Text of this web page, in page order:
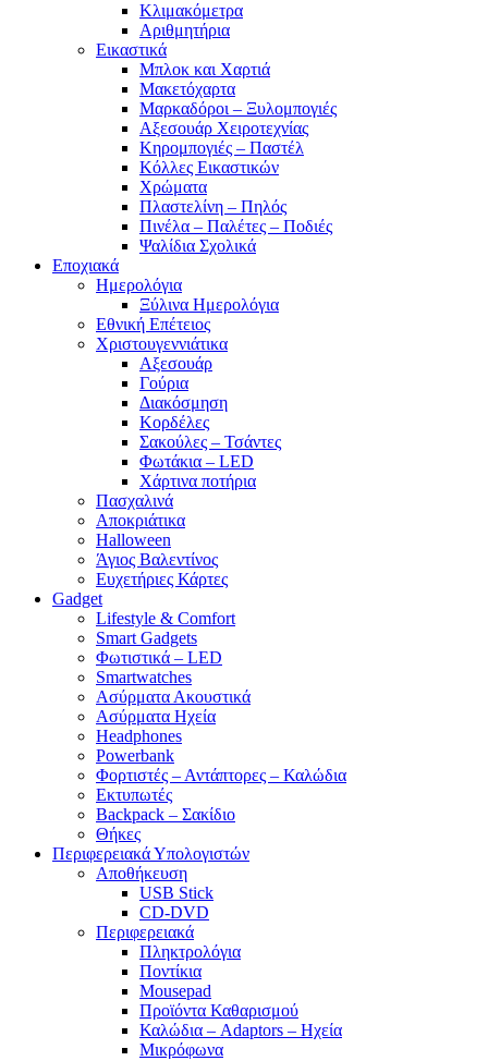
Κλιμακόμετρα
Αριθμητήρια
Εικαστικά
Μπλοκ και Χαρτιά
Μακετόχαρτα
Μαρκαδόροι – Ξυλομπογιές
Αξεσουάρ Χειροτεχνίας
Κηρομπογιές – Παστέλ
Κόλλες Εικαστικών
Χρώματα
Πλαστελίνη – Πηλός
Πινέλα – Παλέτες – Ποδιές
Ψαλίδια Σχολικά
Εποχιακά
Ημερολόγια
Ξύλινα Ημερολόγια
Εθνική Επέτειος
Χριστουγεννιάτικα
Αξεσουάρ
Γούρια
Διακόσμηση
Κορδέλες
Σακούλες – Τσάντες
Φωτάκια – LED
Χάρτινα ποτήρια
Πασχαλινά
Αποκριάτικα
Halloween
Άγιος Βαλεντίνος
Ευχετήριες Κάρτες
Gadget
Lifestyle & Comfort
Smart Gadgets
Φωτιστικά – LED
Smartwatches
Ασύρματα Ακουστικά
Ασύρματα Ηχεία
Headphones
Powerbank
Φορτιστές – Αντάπτορες – Καλώδια
Εκτυπωτές
Backpack – Σακίδιο
Θήκες
Περιφερειακά Υπολογιστών
Αποθήκευση
USB Stick
CD-DVD
Περιφερειακά
Πληκτρολόγια
Ποντίκια
Mousepad
Προϊόντα Καθαρισμού
Καλώδια – Adaptors – Ηχεία
Μικρόφωνα